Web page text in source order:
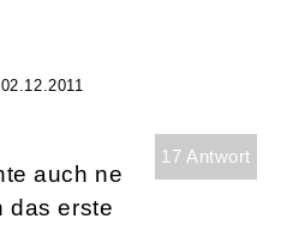
17 Antwort
auch ne
das erste